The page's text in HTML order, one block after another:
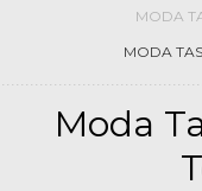
MODA
MODA
Moda